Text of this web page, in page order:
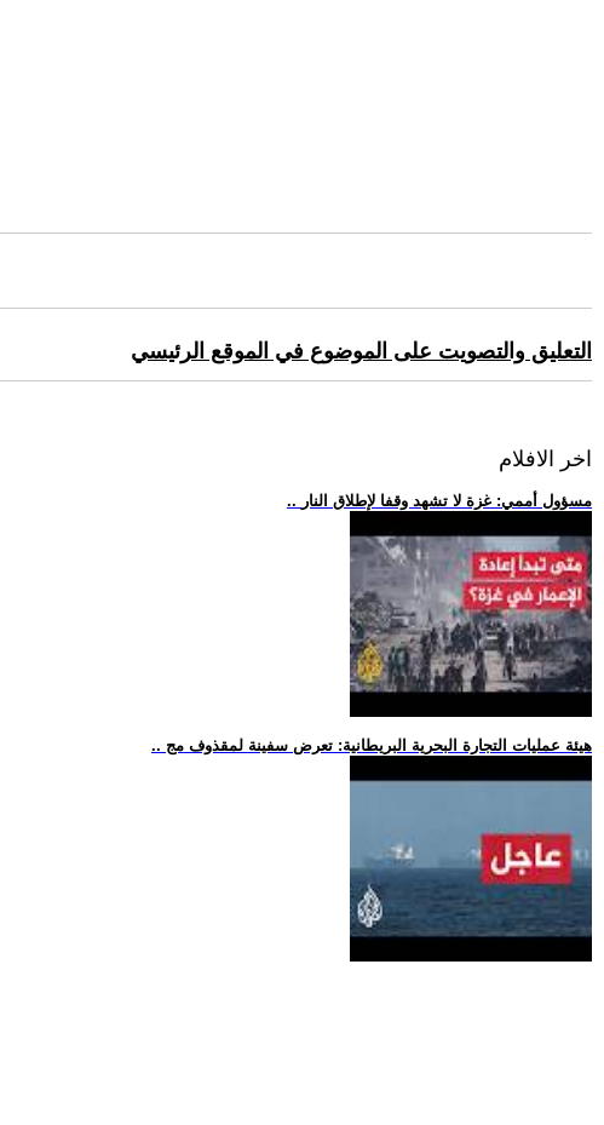
التعليق والتصويت على الموضوع في الموقع الرئيسي
اخر الافلام
.. مسؤول أممي: غزة لا تشهد وقفا لإطلاق النار
.. هيئة عمليات التجارة البحرية البريطانية: تعرض سفينة لمقذوف مج